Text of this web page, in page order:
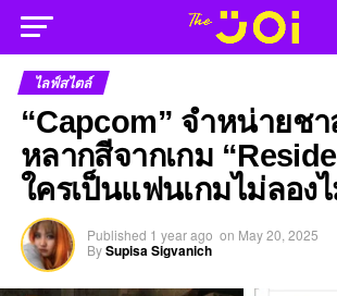
ไลฟ์สไตล์
“Capcom” จำหน่ายช
หลากสีจากเกม
ใครเป็นแฟนเกมไม่ลอง
Published 1 year ago on May 20, 2025
BySupisa Sigvanich